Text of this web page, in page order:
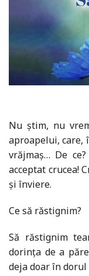
Nu știm, nu
aproapelui, care,
vrăjmaș… De
acceptat crucea!
și înviere.
Ce să răstignim?
Să răstignim
dorința de a
deja doar în